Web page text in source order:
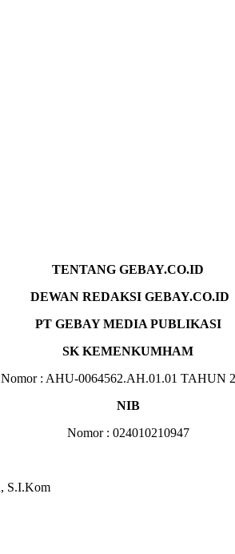
TENTANG GEBAY.CO.ID
DEWAN REDAKSI GEBAY.CO.ID
PT GEBAY MEDIA PUBLIKASI
SK KEMENKUMHAM
Nomor : AHU-0064562.AH.01.01 TAHUN
NIB
Nomor : 024010210947
S.I.Kom